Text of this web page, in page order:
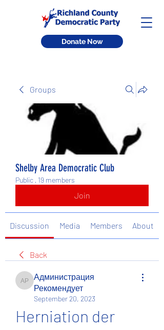
Donate Now
Groups
Shelby Area Democratic Club
Public · 19 members
Join
Discussion Media Members About
Back
Администрация Рекомендует
Администрация
Рекомендует
September 20, 2023
Herniation der